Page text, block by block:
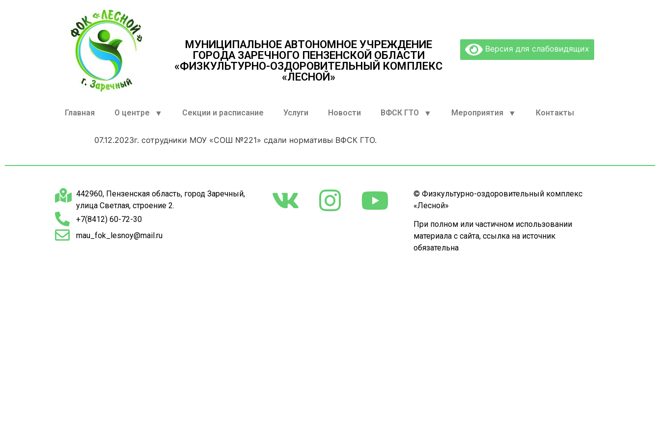
МУНИЦИПАЛЬНОЕ АВТОНОМНОЕ УЧРЕЖДЕНИЕ
ГОРОДА ЗАРЕЧНОГО ПЕНЗЕНСКОЙ ОБЛАСТИ
«ФИЗКУЛЬТУРНО-ОЗДОРОВИТЕЛЬНЫЙ КОМПЛЕКС
«ЛЕСНОЙ»
Версия для слабовидящих
Главная О центре Секции и расписание Услуги Новости ВФСК ГТО Мероприятия Контакты
07.12.2023г. сотрудники МОУ «СОШ №221» сдали нормативы ВФСК ГТО.
442960, Пензенская область, город Заречный,
улица Светлая, строение 2.
+7(8412) 60-72-30
mau_fok_lesnoy@mail.ru
© Физкультурно-оздоровительный комплекс
«Лесной»
При полном или частичном использовании
материала с сайта, ссылка на источник
обязательна